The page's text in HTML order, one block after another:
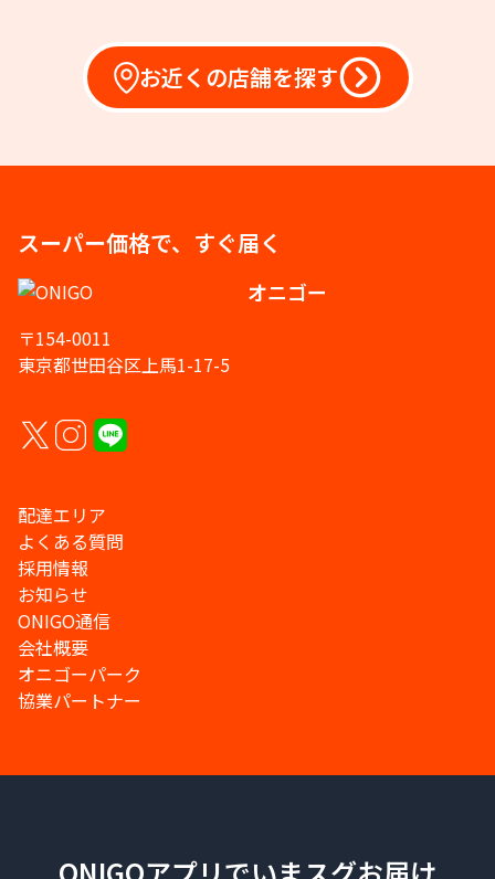
お近くの店舗を探す
スーパー価格で、すぐ届く
オニゴー
〒154-0011
東京都世田谷区上馬1-17-5
配達エリア
よくある質問
採用情報
お知らせ
ONIGO通信
会社概要
オニゴーパーク
協業パートナー